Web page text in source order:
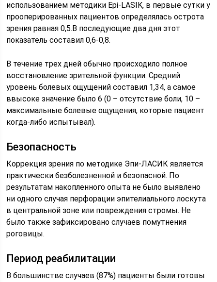
использованием методики Epi-LASIK, в первые сутки у
прооперированных пациентов определялась острота
зрения равная 0,5.В последующие два дня этот
показатель составил 0,6-0,8.
В течение трех дней обычно происходило полное
восстановление зрительной функции. Средний
уровень болевых ощущений составил 1,34, а самое
ввысоке значение было 6 (0 – отсутствие боли, 10 –
максимальные болевые ощущения, которые пациент
когда-либо испытывал).
Безопасность
Коррекция зрения по методике Эпи-ЛАСИК является
практически безболезненной и безопасной. По
результатам накопленного опыта не было выявлено
ни одного случая перфорации эпителиального лоскута
в центральной зоне или повреждения стромы. Не
было также зафиксировано случаев помутнения
роговицы.
Период реабилитации
В большинстве случаев (87%) пациенты были готовы